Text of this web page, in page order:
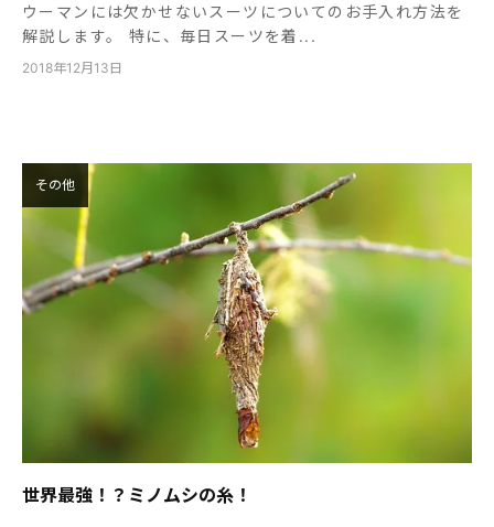
ウーマンには欠かせないスーツについてのお手入れ方法を
解説します。 特に、毎日スーツを着...
2018年12月13日
その他
世界最強！？ミノムシの糸！